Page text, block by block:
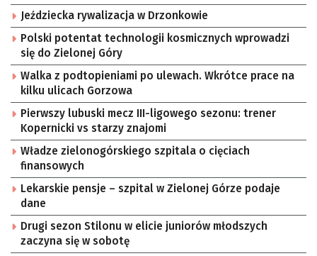
Jeździecka rywalizacja w Drzonkowie
Polski potentat technologii kosmicznych wprowadzi
się do Zielonej Góry
Walka z podtopieniami po ulewach. Wkrótce prace na
kilku ulicach Gorzowa
Pierwszy lubuski mecz III-ligowego sezonu: trener
Kopernicki vs starzy znajomi
Władze zielonogórskiego szpitala o cięciach
finansowych
Lekarskie pensje – szpital w Zielonej Górze podaje
dane
Drugi sezon Stilonu w elicie juniorów młodszych
zaczyna się w sobotę